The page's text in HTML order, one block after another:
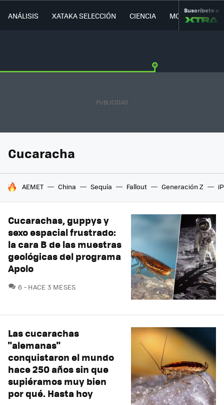
ANÁLISIS XATAKA SELECCIÓN CIENCIA MOVILIDAD
Suscríbete a
Cucaracha
HOY SE HABLA DE
AEMET China Sequía Fallout Generación Z
Cucarachas, guppys y
sexo espacial frustrado:
la cara B de las muestras
geológicas del programa
Apolo
6 COMENTARIOS
HACE 3 MESES
Las cucarachas
"alemanas"
conquistaron el mundo
hace 250 años sin que
supiéramos muy bien
por qué. Hasta hoy